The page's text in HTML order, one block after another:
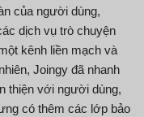
của người dùng,
dịch vụ trò chuyện
kênh liền mạch và
Joingy đã nhanh
thiện với người dùng,
có thêm các lớp bảo